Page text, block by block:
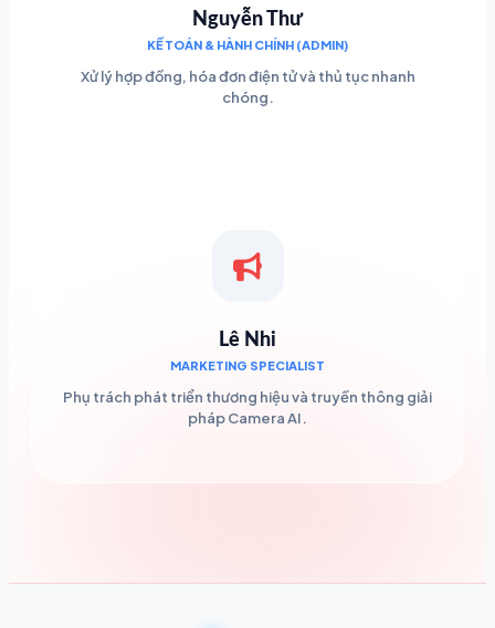
Nguyễn Thư
KẾ TOÁN & HÀNH CHÍNH (ADMIN)
Xử lý hợp đồng, hóa đơn điện tử và thủ tục nhanh
chóng.
Lê Nhi
MARKETING SPECIALIST
Phụ trách phát triển thương hiệu và truyền thông giải
pháp Camera AI.